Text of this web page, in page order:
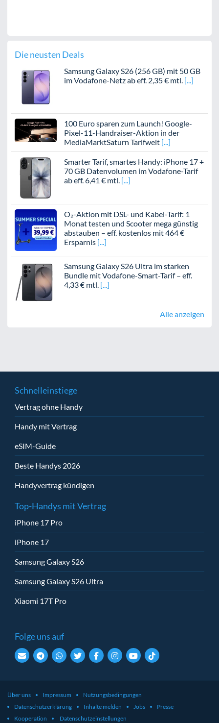
Die neusten Deals
Samsung Galaxy S26 (256 GB) mit 50 GB
im Vodafone-Netz ab eff. 2,35 € mtl.
100 Euro sparen zum Launch! Google-
Pixel-11-Handraiser-Aktion in der
MediaMarktSaturn Tarifwelt
Smarter Tarif, smartes Handy: iPhone 17 +
70 GB Datenvolumen im Vodafone-Tarif
ab eff. 6,41 € mtl.
O₂-Aktion mit DSL- und Kabel-Tarif: 1
Monat testen und Scooter mega günstig
abstauben – eff. kostenlos mit 464 €
Ersparnis
Samsung Galaxy S26 Ultra im starken
Bundle mit Vodafone-Smart-Tarif – eff.
4,33 € mtl.
Alle anzeigen
Schnelleinstiege
Vertrag ohne Handy
Handy mit Vertrag
eSIM-Guide
Beste Handys 2026
Handyvertrag kündigen
Top-Handys mit Vertrag
iPhone 17 Pro
iPhone 17
Samsung Galaxy S26
Samsung Galaxy S26 Ultra
Xiaomi 17T Pro
Folge uns auf
Über uns Impressum
Nutzungsbedingungen
Datenschutzerklärung
Inhalte melden Jobs
Presse
Kooperation
Datenschutzeinstellungen